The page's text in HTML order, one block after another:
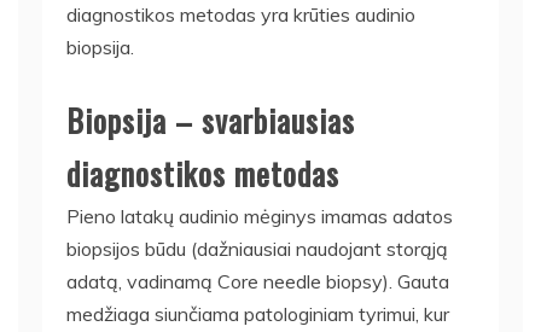
diagnostikos metodas yra krūties audinio
biopsija.
Biopsija – svarbiausias
diagnostikos metodas
Pieno latakų audinio mėginys imamas adatos
biopsijos būdu (dažniausiai naudojant storąją
adatą, vadinamą Core needle biopsy). Gauta
medžiaga siunčiama patologiniam tyrimui, kur